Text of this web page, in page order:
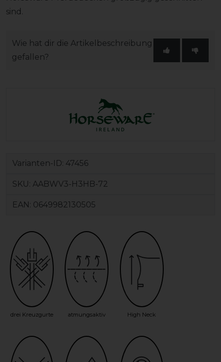
sind.
Wie hat dir die Artikelbeschreibung
gefallen?
Varianten-ID: 47456
SKU: AABWV3-H3HB-72
EAN: 0649982130505
drei Kreuzgurte atmungsaktiv High Neck